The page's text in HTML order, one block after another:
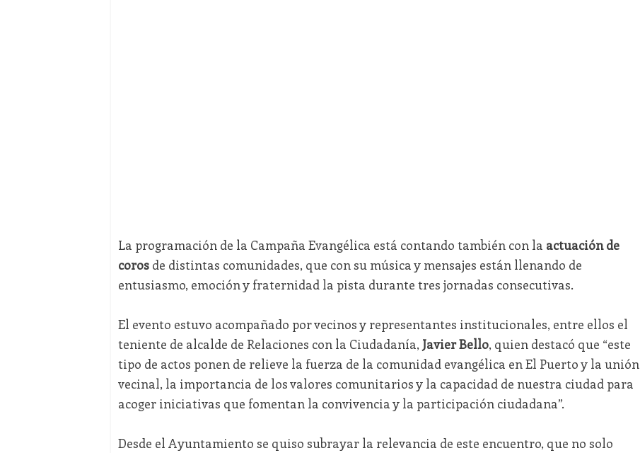
La programación de la Campaña Evangélica está contando también con la actuación de
corosde distintas comunidades, que con su música y mensajes están llenando de
entusiasmo, emoción y fraternidad la pista durante tres jornadas consecutivas.
El evento estuvo acompañado por vecinos y representantes institucionales, entre ellos el
teniente de alcalde de Relaciones con la Ciudadanía, Javier Bello, quien destacó que “este
tipo de actos ponen de relieve la fuerza de la comunidad evangélica en El Puerto y la unión
vecinal, la importancia de los valores comunitarios y la capacidad de nuestra ciudad para
acoger iniciativas que fomentan la convivencia y la participación ciudadana”.
Desde el Ayuntamiento se quiso subrayar la relevancia de este encuentro, que no solo